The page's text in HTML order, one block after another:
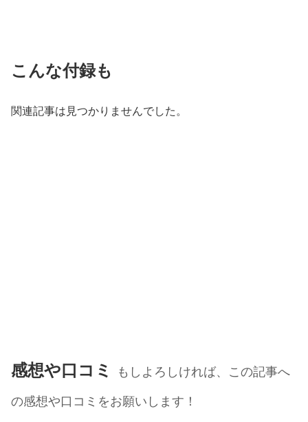
こんな付録も
関連記事は見つかりませんでした。
感想や口コミ
もしよろしければ、この記事へ
の感想や口コミをお願いします！